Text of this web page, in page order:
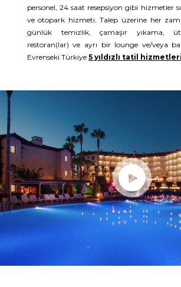
personel, 24 saat resepsiyon gibi hizmetler
ve otopark hizmeti. Talep üzerine her
günlük temizlik, çamaşır yıkama,
restoran(lar) ve ayrı bir lounge ve/veya
Evrenseki Türkiye 5 yıldızlı tatil